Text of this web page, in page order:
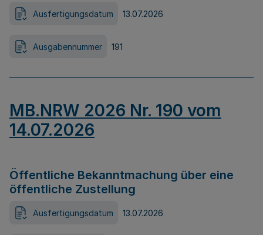
Ausfertigungsdatum 13.07.2026
Ausgabennummer 191
MB.NRW 2026 Nr. 190 vom
14.07.2026
Öffentliche Bekanntmachung über eine
öffentliche Zustellung
Ausfertigungsdatum 13.07.2026